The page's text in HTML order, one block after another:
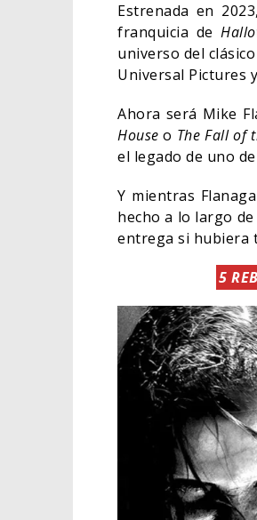
Estrenada en
franquicia de
universo del clásico
Universal Pictures
Ahora será Mike
House o The Fall of
el legado de uno
Y mientras
hecho a lo largo
entrega si hubiera
5